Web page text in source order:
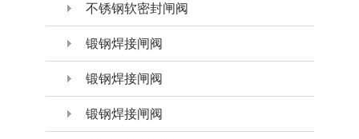
不锈钢软密封闸阀
锻钢焊接闸阀
锻钢焊接闸阀
锻钢焊接闸阀